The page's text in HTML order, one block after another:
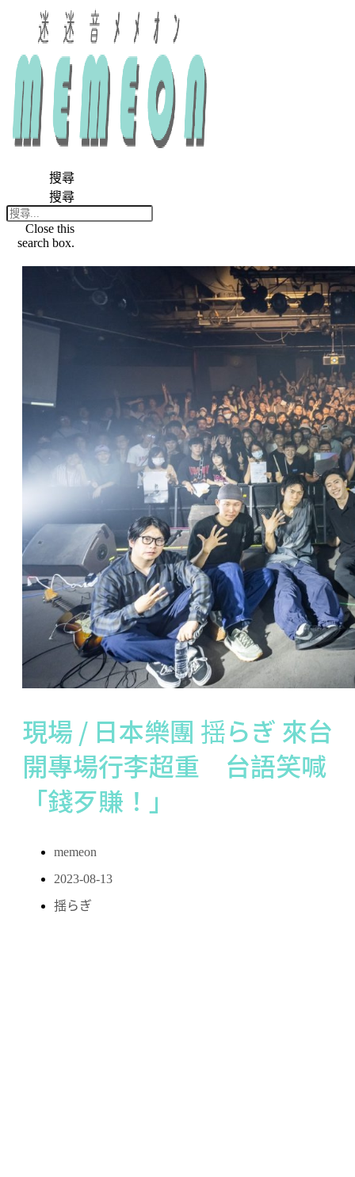
搜尋
搜尋
Close this
search box.
現場 / 日本樂團 揺らぎ 來台
開專場行李超重 台語笑喊
「錢歹賺！」
memeon
2023-08-13
揺らぎ